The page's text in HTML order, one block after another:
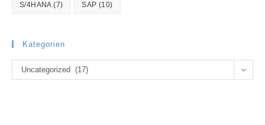
S/4HANA(7) SAP (10)
Kategorien
Kategorien
Uncategorized (17)